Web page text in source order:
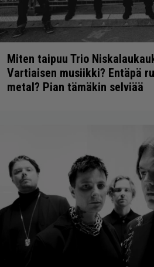
Miten taipuu Trio
Vartiaisen musiikki? Entäpä
metal? Pian tämäkin selviää